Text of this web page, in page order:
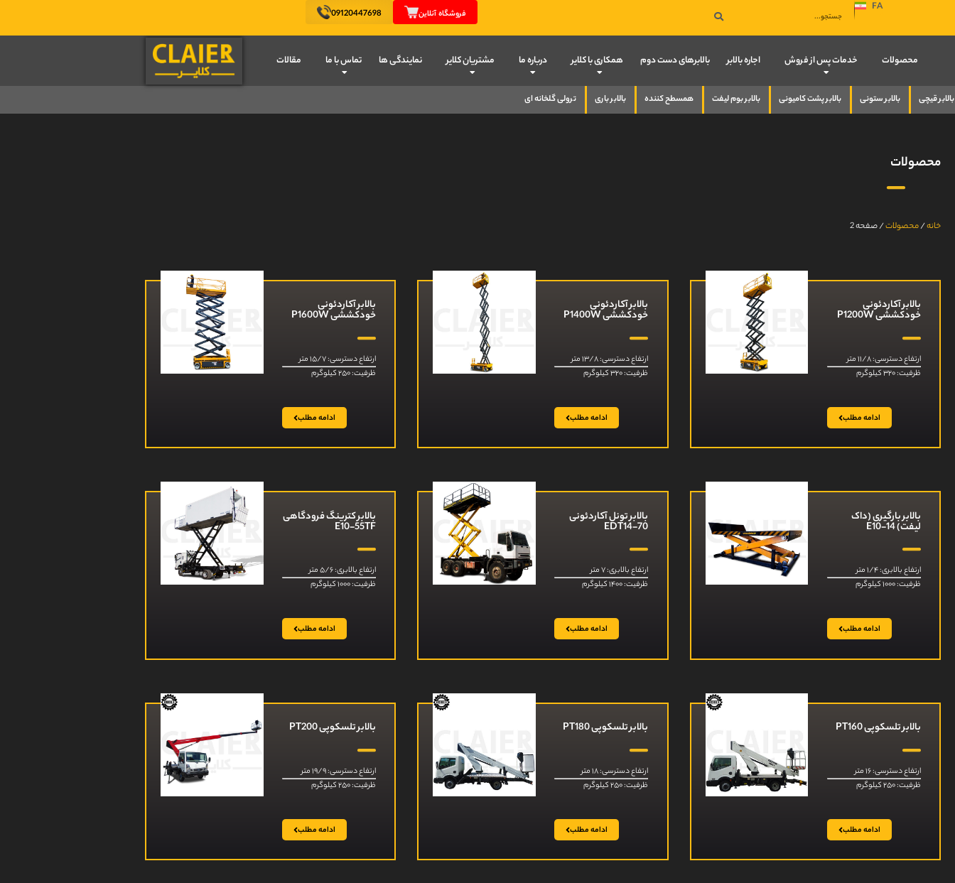
FA
فروشگاه آنلاین 09120447698
صفحه نخست
محصولات خدمات پس از فروش اجاره بالابر بالابرهای دست دوم همکاری با کلایر درباره ما مشتریان کلایر نمایندگی ها تماس با ما مقالات
بالابر قیچی بالابر ستونی بالابر پشت کامیونی بالابر بوم لیفت همسطح کننده بالابر باری ترولی گلخانه ای
محصولات
خانه/محصولات/صفحه 2
بالابر آکاردئونی
خودکششی P1200W
ارتفاع دسترسی: ۱۱/۸ متر
ظرفیت: ۳۲۰ کیلوگرم
ادامه مطلب
بالابر آکاردئونی
خودکششی P1400W
ارتفاع دسترسی: ۱۳/۸ متر
ظرفیت: ۳۲۰ کیلوگرم
ادامه مطلب
بالابر آکاردئونی
خودکششی P1600W
ارتفاع دسترسی: ۱۵/۷ متر
ظرفیت: ۲۵۰ کیلوگرم
ادامه مطلب
بالابر بارگیری (داک
لیفت) E10-14
ارتفاع بالابری: ۱/۴ متر
ظرفیت: ۱۰۰۰ کیلوگرم
ادامه مطلب
بالابر تونل آکاردئونی
EDT14-70
ارتفاع بالابری: ۷ متر
ظرفیت: ۱۴۰۰ کیلوگرم
ادامه مطلب
بالابر کترینگ فرودگاهی
E10-55TF
ارتفاع بالابری: ۵/۶ متر
ظرفیت: ۱۰۰۰ کیلوگرم
ادامه مطلب
بالابر تلسکوپی PT160
ارتفاع دسترسی: ۱۶ متر
ظرفیت: ۲۵۰ کیلوگرم
ادامه مطلب
بالابر تلسکوپی PT180
ارتفاع دسترسی: ۱۸ متر
ظرفیت: ۲۵۰ کیلوگرم
ادامه مطلب
بالابر تلسکوپی PT200
ارتفاع دسترسی: ۱۹/۹ متر
ظرفیت: ۲۵۰ کیلوگرم
ادامه مطلب